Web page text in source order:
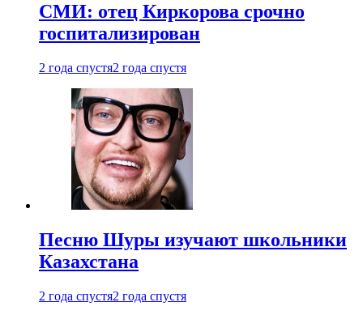
СМИ: отец Киркорова срочно
госпитализирован
2 года спустя2 года спустя
Песню Шуры изучают школьники
Казахстана
2 года спустя2 года спустя